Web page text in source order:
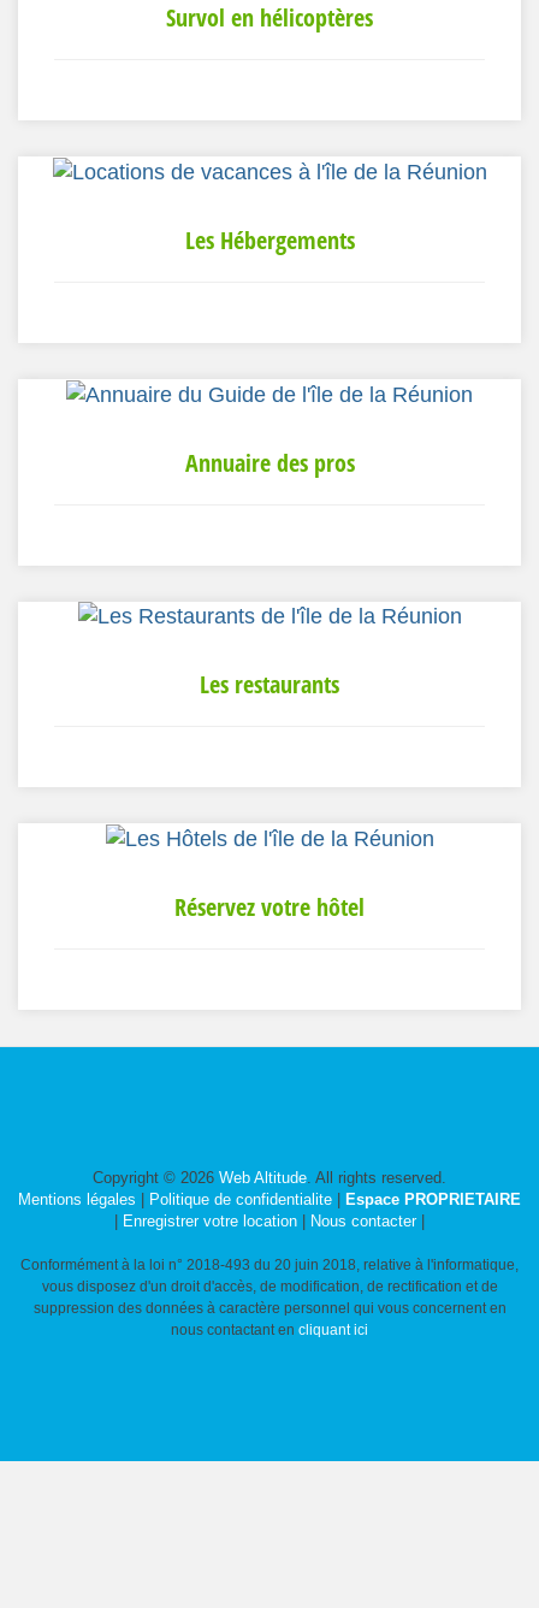
Survol en hélicoptères
Les Hébergements
Annuaire des pros
Les restaurants
Réservez votre hôtel
Copyright © 2026 Web Altitude. All rights reserved.
Mentions légales
Politique de confidentialite
Espace PROPRIETAIRE
Enregistrer votre location Nous contacter|
Conformément à la loi n° 2018-493 du 20 juin 2018, relative à l'informatique,
vous disposez d'un droit d'accès, de modification, de rectification et de
suppression des données à caractère personnel qui vous concernent en
nous contactant en cliquant ici